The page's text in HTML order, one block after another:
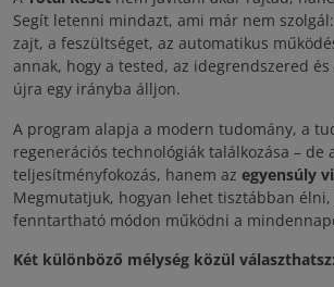
Segít letenni mindazt, ami már nem
zajt, a feszültséget, az automatikus
annak, hogy a tested, az idegrendszered
újra egy irányba álljon.
A program alapja a modern tudomány, a
regenerációs technológiák találkozása – de
teljesítményfokozás, hanem az egyensúly
Megmutatjuk, hogyan lehet tisztábban
fenntartható módon működni a
Két különböző mélység közül választhatsz: